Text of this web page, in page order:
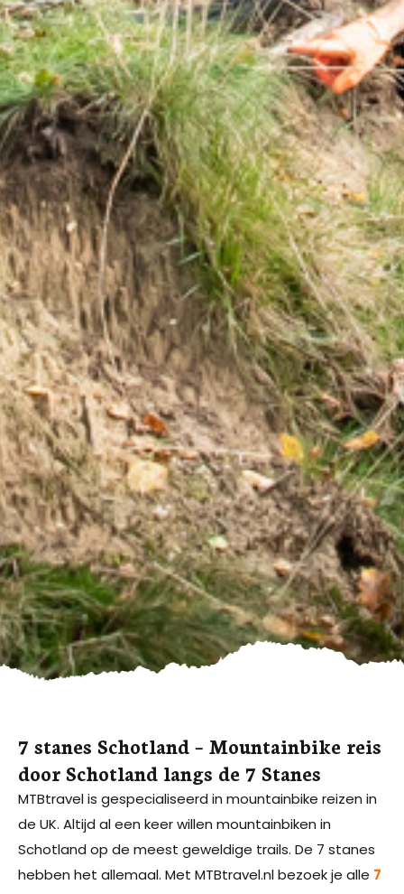
7 stanes Schotland – Mountainbike reis
door Schotland langs de 7 Stanes
MTBtravel is gespecialiseerd in mountainbike reizen in
de UK. Altijd al een keer willen mountainbiken in
Schotland op de meest geweldige trails. De 7 stanes
hebben het allemaal. Met MTBtravel.nl bezoek je alle 7